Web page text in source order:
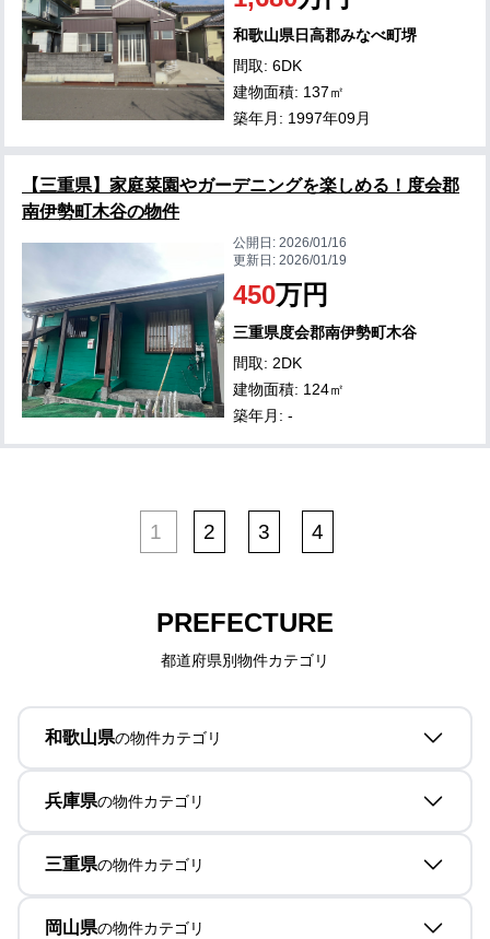
和歌山県日高郡みなべ町堺
間取: 6DK
建物面積: 137㎡
築年月: 1997年09月
【三重県】家庭菜園やガーデニングを楽しめる！度会郡
南伊勢町木谷の物件
公開日:2026/01/16
更新日:2026/01/19
450万円
三重県度会郡南伊勢町木谷
間取: 2DK
建物面積: 124㎡
築年月: -
1 2 3 4
PREFECTURE
都道府県別物件カテゴリ
和歌山県の物件カテゴリ
兵庫県の物件カテゴリ
三重県の物件カテゴリ
岡山県の物件カテゴリ